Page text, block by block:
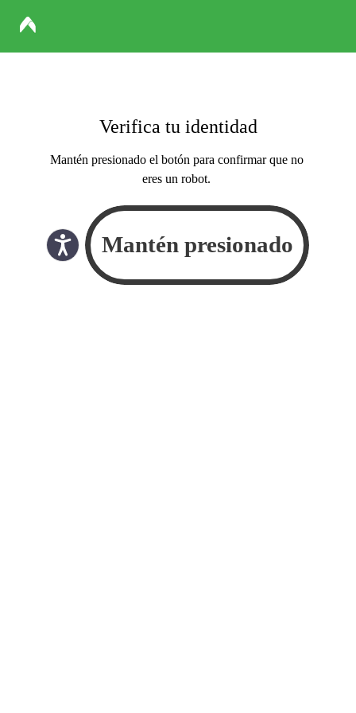
Verifica tu identidad
Mantén presionado el botón para confirmar que no
eres un robot.